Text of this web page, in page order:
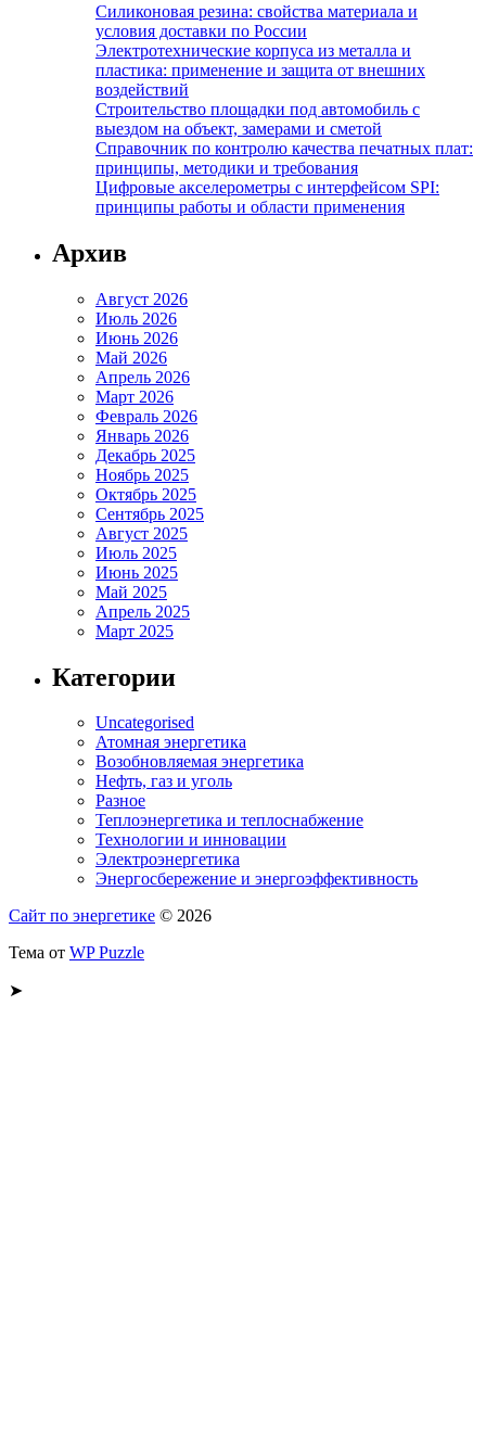
Силиконовая резина: свойства материала и
условия доставки по России
Электротехнические корпуса из металла и
пластика: применение и защита от внешних
воздействий
Строительство площадки под автомобиль с
выездом на объект, замерами и сметой
Справочник по контролю качества печатных плат:
принципы, методики и требования
Цифровые акселерометры с интерфейсом SPI:
принципы работы и области применения
Архив
Август 2026
Июль 2026
Июнь 2026
Май 2026
Апрель 2026
Март 2026
Февраль 2026
Январь 2026
Декабрь 2025
Ноябрь 2025
Октябрь 2025
Сентябрь 2025
Август 2025
Июль 2025
Июнь 2025
Май 2025
Апрель 2025
Март 2025
Категории
Uncategorised
Атомная энергетика
Возобновляемая энергетика
Нефть, газ и уголь
Разное
Теплоэнергетика и теплоснабжение
Технологии и инновации
Электроэнергетика
Энергосбережение и энергоэффективность
Сайт по энергетике © 2026
Тема от WP Puzzle
➤